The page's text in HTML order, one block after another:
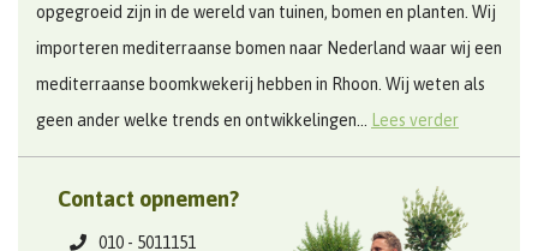
opgegroeid zijn in de wereld van tuinen, bomen en planten. Wij
importeren mediterraanse bomen naar Nederland waar wij een
mediterraanse boomkwekerij hebben in Rhoon. Wij weten als
geen ander welke trends en ontwikkelingen... Lees verder
Contact opnemen?
010 - 5011151